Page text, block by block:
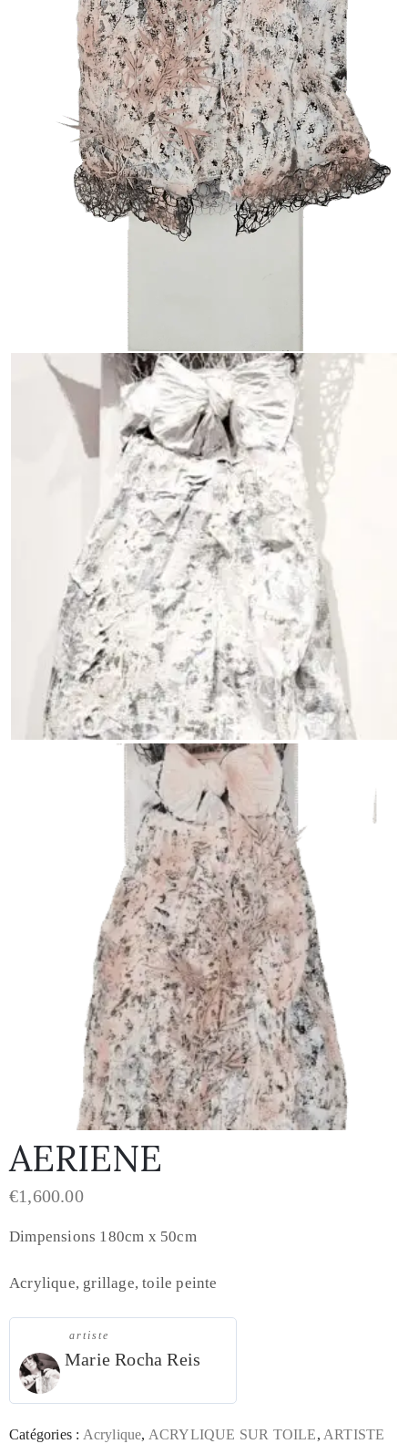
AERIENE
€1,600.00
Dimpensions 180cm x 50cm
Acrylique, grillage, toile peinte
artiste
Marie Rocha Reis
Catégories : Acrylique, ACRYLIQUE SUR TOILE, ARTISTE